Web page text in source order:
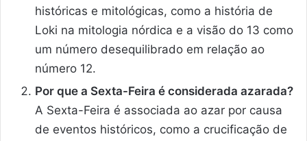
históricas e mitológicas, como a história de
Loki na mitologia nórdica e a visão do 13 como
um número desequilibrado em relação ao
número 12.
Por que a Sexta-Feira é considerada azarada?
A Sexta-Feira é associada ao azar por causa
de eventos históricos, como a crucificação de